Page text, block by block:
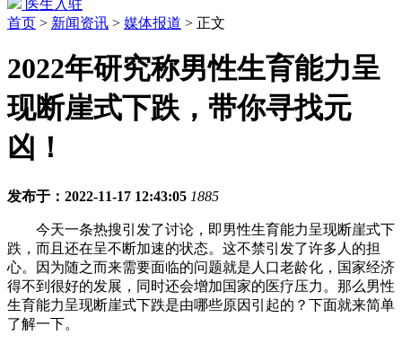
医生入驻
首页 > 新闻资讯 > 媒体报道 > 正文
2022年研究称男性生育能力呈
现断崖式下跌，带你寻找元
凶！
发布于：2022-11-17 12:43:05 1885
今天一条热搜引发了讨论，即男性生育能力呈现断崖式下
跌，而且还在呈不断加速的状态。这不禁引发了许多人的担
心。因为随之而来需要面临的问题就是人口老龄化，国家经济
得不到很好的发展，同时还会增加国家的医疗压力。那么男性
生育能力呈现断崖式下跌是由哪些原因引起的？下面就来简单
了解一下。